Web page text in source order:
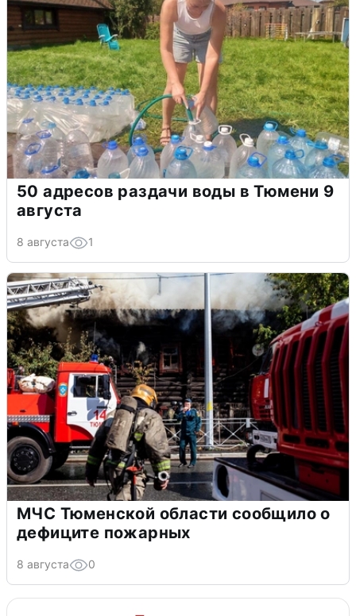
50 адресов раздачи воды в Тюмени 9
августа
8 августа 1
МЧС Тюменской области сообщило о
дефиците пожарных
8 августа 0